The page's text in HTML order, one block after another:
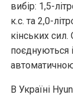
вибір: 1,5-
к.с. та 2,0-
кінських
поєднуються
В Україні